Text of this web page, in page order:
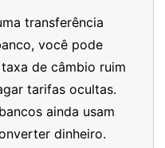
transferência
você pode
de câmbio ruim
tarifas ocultas.
ainda usam
dinheiro.